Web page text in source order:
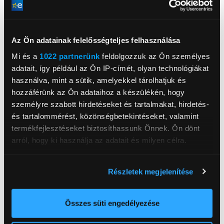
Az Ön adatainak felelősségteljes felhasználása
Mi és a 1022 partnerünk feldolgozzuk az Ön személyes
adatait, így például az Ön IP-címét, olyan technológiákat
használva, mint a sütik, amelyekkel tárolhatjuk és
hozzáférünk az Ön adataihoz a készülékén, hogy
személyre szabott hirdetéseket és tartalmakat, hirdetés-
és tartalommérést, közönségbetekintéseket, valamint
termékfejlesztéseket biztosíthassunk Önnek. Ön dönt
arról, hogy ki használja az adatait és milyen célra.
elhelyezkedéséről pár méteres pontossággal
Az Ön készülékén beazonosítása annak konkrét
Részletek megjelenítése
Összes süti engedélyezése
XGIMI
Sunnysoft s.r.o
www.xgimi.hu
info@sunnysoft.hu
190 00 Praha 9, Prága, Kovanecká 2390/1a
Támogatott felbontás
Full HD 1080p, 1920 x 1080
40"-200"
Képarány
4000:1